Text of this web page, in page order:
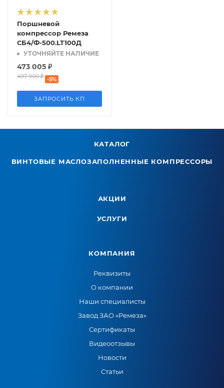
Поршневой
компрессор Ремеза
СБ4/Ф-500.LT100Д
УТОЧНЯЙТЕ НАЛИЧИЕ
473 005 ₽
497 900₽ -5%
ЗАПРОСИТЬ КП
КАТАЛОГ
ВИНТОВЫЕ МАСЛОЗАПОЛНЕННЫЕ КОМПРЕССОРЫ
АКЦИИ
УСЛУГИ
КОМПАНИЯ
Реквизиты
О компании
Наши специалисты
Завод ЗАО «Ремеза»
Сертификаты
Видеоотзывы
Новости
Статьи